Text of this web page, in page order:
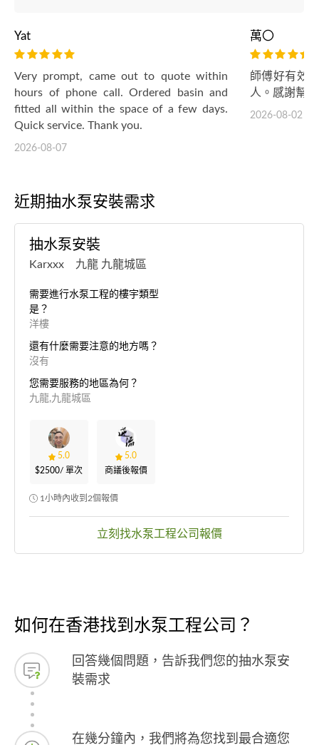
Yat
Very prompt, came out to quote within
hours of phone call. Ordered basin and
fitted all within the space of a few days.
Quick service. Thank you.
2026-08-07
萬〇
師傅好有效
人。感謝幫
2026-08-02
近期抽水泵安裝需求
抽水泵安裝
Karxxx 九龍 九龍城區
需要進行水泵工程的樓宇類型
是？
洋樓
還有什麼需要注意的地方嗎？
沒有
您需要服務的地區為何？
九龍,九龍城區
5.0
$2500/ 單次
5.0
商議後報價
1小時內收到2個報價
立刻找水泵工程公司報價
如何在香港找到水泵工程公司？
回答幾個問題，告訴我們您的抽水泵安
裝需求
在幾分鐘內，我們將為您找到最合適您